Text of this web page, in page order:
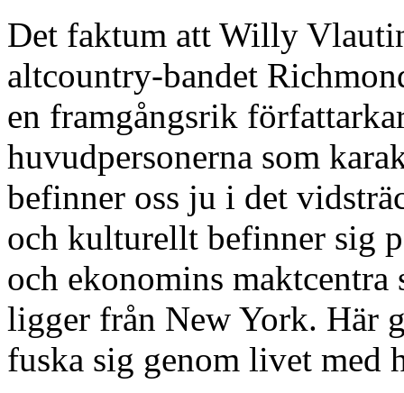
Det faktum att Willy
altcountry-bandet
en framgångsrik
huvudpersonerna som
befinner oss ju i det
och kulturellt befinner sig
och ekonomins maktcentra
ligger från New York. Här
fuska sig genom livet med